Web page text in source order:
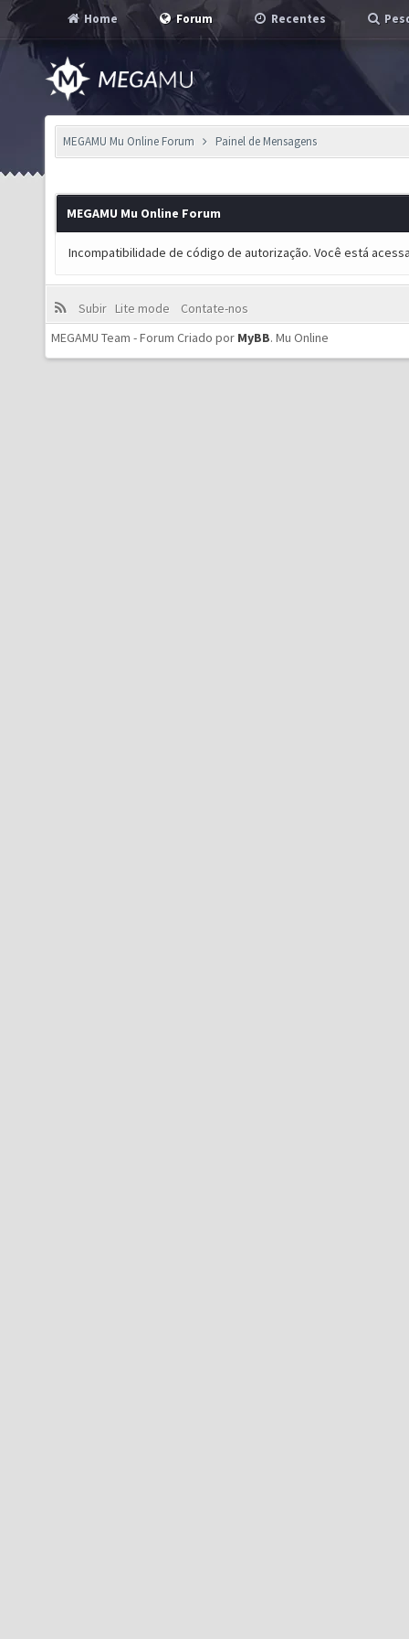
Home Forum Recentes
MEGAMU Mu Online Forum Painel de Mensagens
MEGAMU Mu Online Forum
Incompatibilidade de código de autorização. Você está
Subir Lite mode
Contate-nos
MEGAMU Team - Forum Criado por MyBB. Mu Online